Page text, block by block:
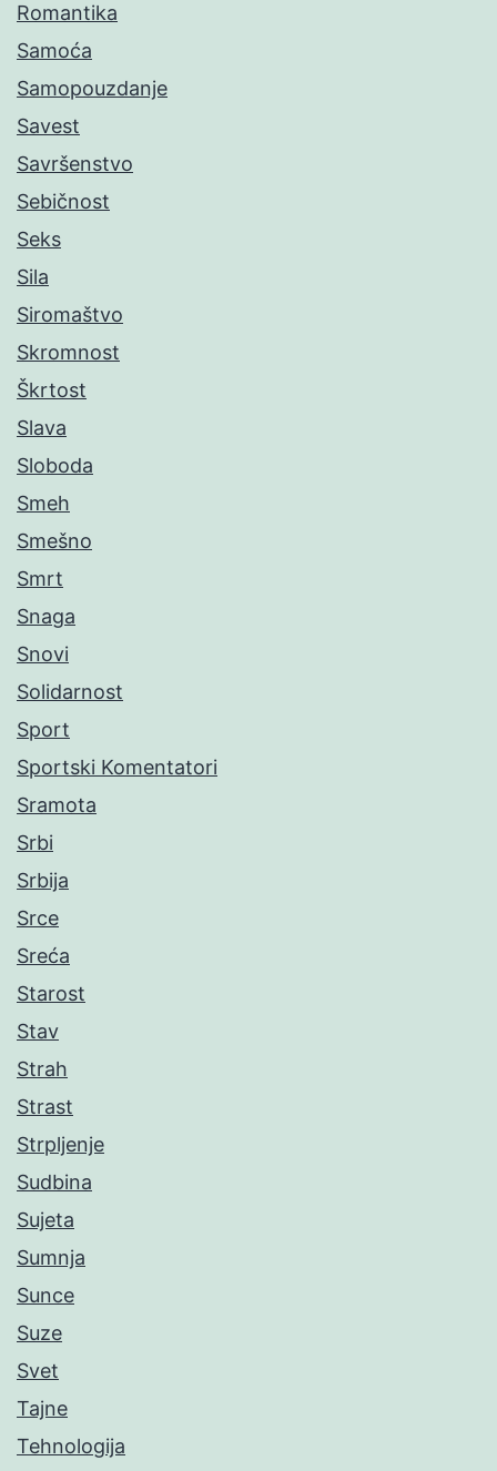
Romantika
Samoća
Samopouzdanje
Savest
Savršenstvo
Sebičnost
Seks
Sila
Siromaštvo
Skromnost
Škrtost
Slava
Sloboda
Smeh
Smešno
Smrt
Snaga
Snovi
Solidarnost
Sport
Sportski Komentatori
Sramota
Srbi
Srbija
Srce
Sreća
Starost
Stav
Strah
Strast
Strpljenje
Sudbina
Sujeta
Sumnja
Sunce
Suze
Svet
Tajne
Tehnologija